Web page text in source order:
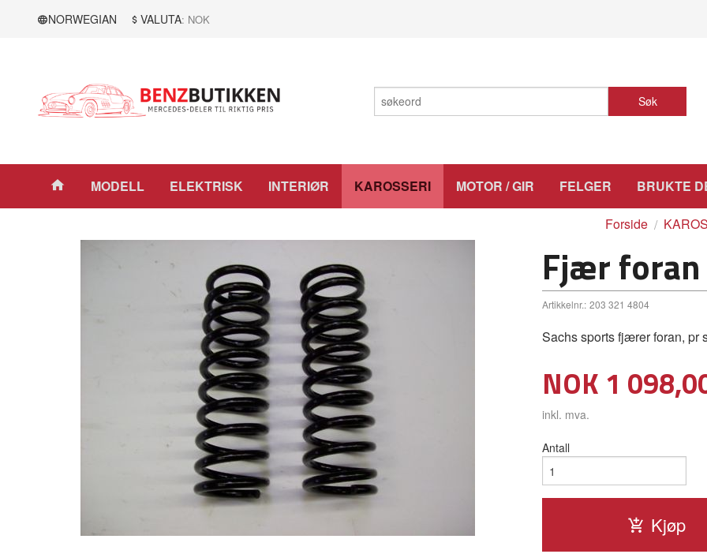
NORWEGIAN VALUTA: NOK
Søk
Produkter
MODELL ELEKTRISK INTERIØR KAROSSERI MOTOR / GIR FELGER BRUKTE
Forside
Fjær
Artikkelnr.: 203 321 4804
Sachs sports fjærer foran, pr
Pris
NOK 1
inkl. mva.
Antall
Kjøp